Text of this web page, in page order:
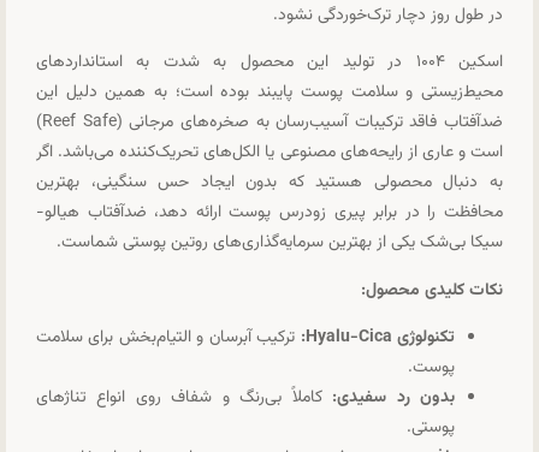
در طول روز دچار ترک‌خوردگی نشود.
اسکین ۱۰۰۴ در تولید این محصول به شدت به استانداردهای
محیط‌زیستی و سلامت پوست پایبند بوده است؛ به همین دلیل این
ضدآفتاب فاقد ترکیبات آسیب‌رسان به صخره‌های مرجانی (Reef Safe)
است و عاری از رایحه‌های مصنوعی یا الکل‌های تحریک‌کننده می‌باشد. اگر
به دنبال محصولی هستید که بدون ایجاد حس سنگینی، بهترین
محافظت را در برابر پیری زودرس پوست ارائه دهد، ضدآفتاب هیالو-
سیکا بی‌شک یکی از بهترین سرمایه‌گذاری‌های روتین پوستی شماست.
نکات کلیدی محصول:
تکنولوژی Hyalu-Cica:
ترکیب آبرسان و التیام‌بخش برای سلامت
پوست.
بدون رد سفیدی: کاملاً بی‌رنگ و شفاف روی انواع تناژهای
پوستی.